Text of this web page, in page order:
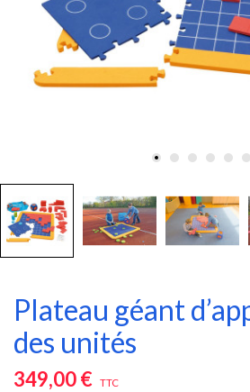
Plateau géant
des unités
349,00 € TTC